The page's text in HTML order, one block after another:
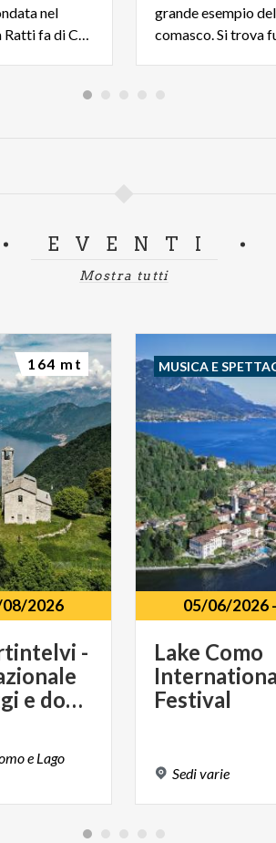
nel
grande esempio
EVENTI
Mostra tutti
2026
-
di cortometraggi e documentari
e Lago
164 mt
05/06/2026-
Lake Como
Festival
Sedivarie
MUSICA E